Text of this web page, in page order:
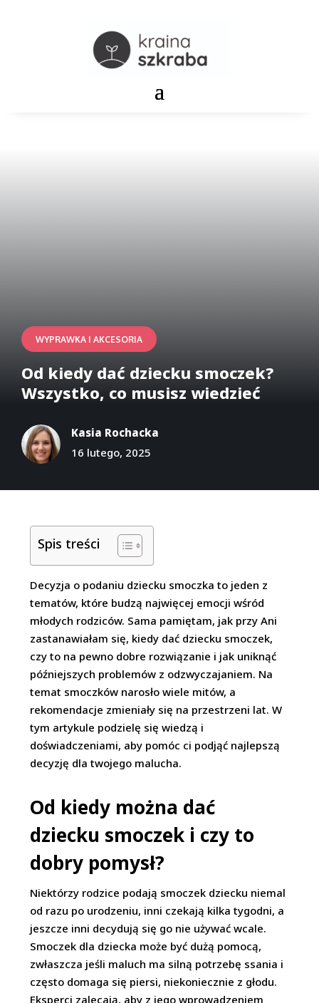
WYPRAWKA I AKCESORIA
Od kiedy dać dziecku smoczek?
Wszystko, co musisz wiedzieć
Kasia Rochacka
16 lutego, 2025
Spis treści
Decyzja o podaniu dziecku smoczka to jeden z
tematów, które budzą najwięcej emocji wśród
młodych rodziców. Sama pamiętam, jak przy Ani
zastanawiałam się, kiedy dać dziecku smoczek,
czy to na pewno dobre rozwiązanie i jak uniknąć
późniejszych problemów z odzwyczajaniem. Na
temat smoczków narosło wiele mitów, a
rekomendacje zmieniały się na przestrzeni lat. W
tym artykule podzielę się wiedzą i
doświadczeniami, aby pomóc ci podjąć najlepszą
decyzję dla twojego malucha.
Od kiedy można dać
dziecku smoczek i czy to
dobry pomysł?
Niektórzy rodzice podają smoczek dziecku niemal
od razu po urodzeniu, inni czekają kilka tygodni, a
jeszcze inni decydują się go nie używać wcale.
Smoczek dla dziecka może być dużą pomocą,
zwłaszcza jeśli maluch ma silną potrzebę ssania i
często domaga się piersi, niekoniecznie z głodu.
Eksperci zalecają, aby z jego wprowadzeniem